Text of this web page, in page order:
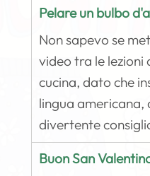
Pelare un bulbo
Non sapevo se
video tra le lezioni
cucina, dato che
lingua americana,
divertente
Buon San